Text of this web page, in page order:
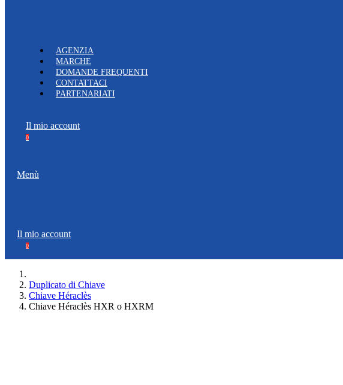
AGENZIA
MARCHE
DOMANDE FREQUENTI
CONTATTACI
PARTENARIATI
Il mio account
0
Menù
Il mio account
0
Duplicato di Chiave
Chiave Héraclès
Chiave Héraclès HXR o HXRM